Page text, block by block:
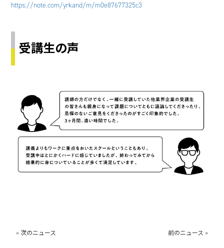
https://note.com/yrkand/m/m0e87677325c3
受講生の声
« 次のニュース 前のニュース »